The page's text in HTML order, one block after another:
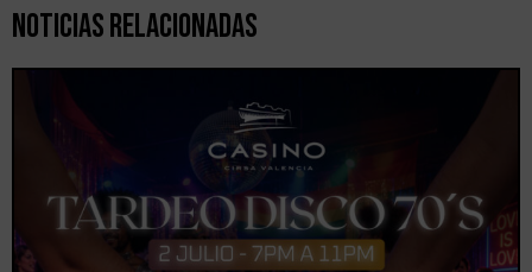
Noticias Relacionadas